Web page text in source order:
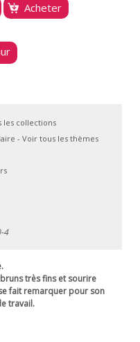
Acheter
les collections
- Voir tous les thèmes
4
très fins et sourire
fait remarquer pour son
travail.